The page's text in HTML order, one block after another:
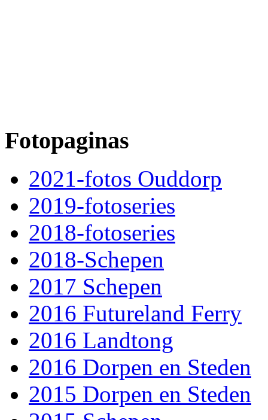
Fotopaginas
2021-fotos Ouddorp
2019-fotoseries
2018-fotoseries
2018-Schepen
2017 Schepen
2016 Futureland Ferry
2016 Landtong
2016 Dorpen en Steden
2015 Dorpen en Steden